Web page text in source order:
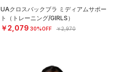
UAクロスバックブラ ミディアムサポー
ト（トレーニング/GIRLS）
￥2,079 30%OFF ￥2,970